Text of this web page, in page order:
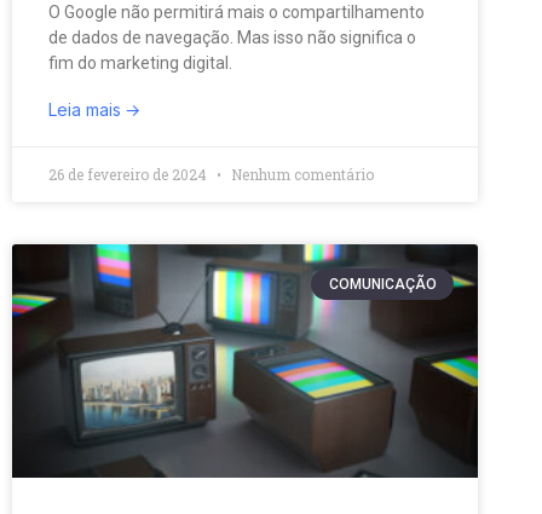
O Google não permitirá mais o compartilhamento
de dados de navegação. Mas isso não significa o
fim do marketing digital.
Leia mais
26 de fevereiro de 2024 Nenhum comentário
COMUNICAÇÃO